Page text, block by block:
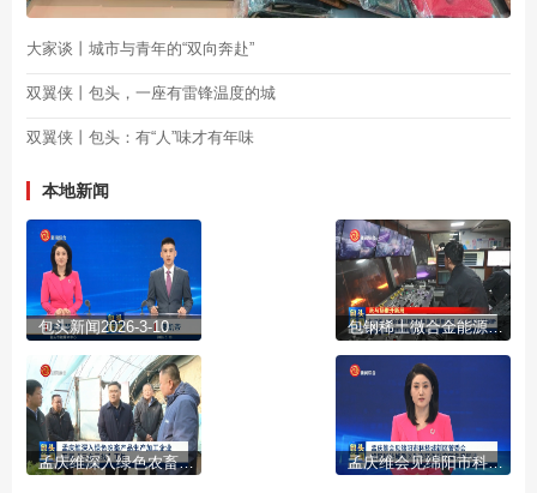
大家谈丨城市与青年的“双向奔赴”
双翼侠丨包头，一座有雷锋温度的城
双翼侠丨包头：有“人”味才有年味
本地新闻
包头新闻2026-3-10 包钢稀土微合金能源用管家族再添新成员 产品矩阵持续刷新
孟庆维深入绿色农畜产品生产加工企业开展“三在三找”工作 孟庆维会见绵阳市科技城新区管委会 绵阳科技城新区生态环保研究院负责同志